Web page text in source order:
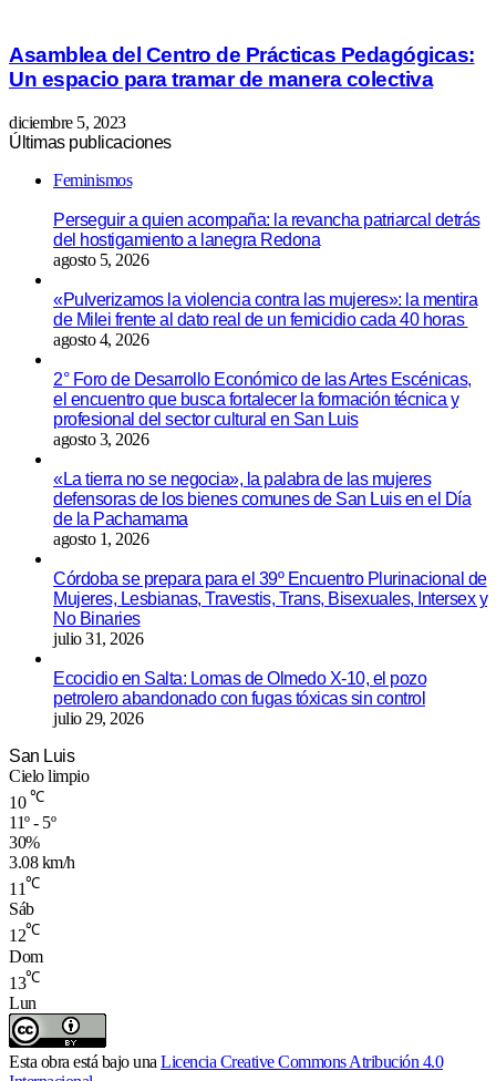
Asamblea del Centro de Prácticas Pedagógicas:
Un espacio para tramar de manera colectiva
diciembre 5, 2023
Últimas publicaciones
Feminismos
Perseguir a quien acompaña: la revancha patriarcal detrás
del hostigamiento a lanegra Redona
agosto 5, 2026
«Pulverizamos la violencia contra las mujeres»: la mentira
de Milei frente al dato real de un femicidio cada 40 horas
agosto 4, 2026
2° Foro de Desarrollo Económico de las Artes Escénicas,
el encuentro que busca fortalecer la formación técnica y
profesional del sector cultural en San Luis
agosto 3, 2026
«La tierra no se negocia», la palabra de las mujeres
defensoras de los bienes comunes de San Luis en el Día
de la Pachamama
agosto 1, 2026
Córdoba se prepara para el 39º Encuentro Plurinacional de
Mujeres, Lesbianas, Travestis, Trans, Bisexuales, Intersex y
No Binaries
julio 31, 2026
Ecocidio en Salta: Lomas de Olmedo X-10, el pozo
petrolero abandonado con fugas tóxicas sin control
julio 29, 2026
San Luis
Cielo limpio
10 ℃
11º - 5º
30%
3.08 km/h
11℃
Sáb
12℃
Dom
13℃
Lun
Esta obra está bajo una Licencia Creative Commons Atribución 4.0